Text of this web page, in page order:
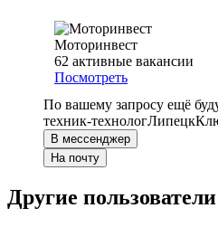
Моторинвест
62 активные вакансии
Посмотреть
По вашему запросу ещё
техник-технологЛипецк
В мессенджер
На почту
Другие